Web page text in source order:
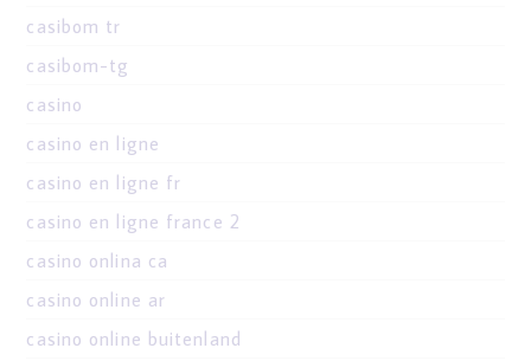
casibom tr
casibom-tg
casino
casino en ligne
casino en ligne fr
casino en ligne france 2
casino onlina ca
casino online ar
casino online buitenland